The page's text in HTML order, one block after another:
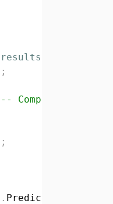
;
Comparing
;
. PredictedLabel